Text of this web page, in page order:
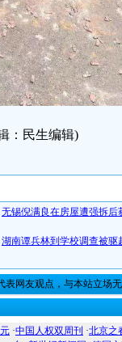
：民生编辑)
无锡倪满良在房屋遭强拆后
湖南谭兵林到学校调查被驱
表网友观点，与本站立场
·中国人权双周刊 ·北京之